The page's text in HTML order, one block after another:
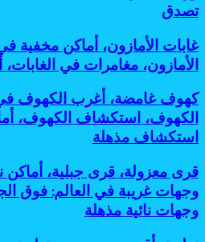
للمغامرين
معروفة:
جزر
مخفية
كأنها
الخريطة
أساطير
الغابات،
أماكن
مرعبة
للسفر،
غامضة
ملونة،
طبيعية
عجيبة،
بحيرة
وردية،
بحيرات
غامضة:
أجمل
ملونة
بألوان
لا
تصدق
تصدق
غابات
الأمازون،
أماكن
مخفية
في
الأمازون،
السفر
الأمازون،
مغامرات
في
الغابات،
غابات الأمازون، أماكن مخفية
الأمازون، مغامرات في الغابات،
كهوف
غامضة،
أغرب
الكهوف
العالم،
سياحة
الكهوف،
استكشاف
كهوف غامضة، أغرب الكهوف في
الكهوف، استكشاف الكهوف،
استكشاف مذهلة
قرى
معزولة،
قرى
جبلية،
قرى معزولة، قرى جبلية، أماكن
وجهات غريبة في العالم: فوق
وجهات نائية مذهلة